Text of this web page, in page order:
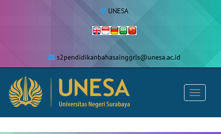
UNESA
s2pendidikanbahasainggris@unesa.ac.id